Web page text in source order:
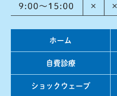
ホーム
自費診療
ショックウェーブ